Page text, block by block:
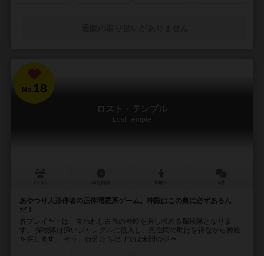
No.18
ロスト・テンプル
Lost Temple
あやつり人形作者の正体隠匿系ゲーム。神殿はこの奥に必ずあるん
だ！
各プレイヤーは、失われし古代の神殿を探し求める探検隊となりま
す。 探検隊は深いジャングルに侵入し、先住民の助けを得ながら神殿
を探します。 そう、自分たちだけでは未開のジャ...